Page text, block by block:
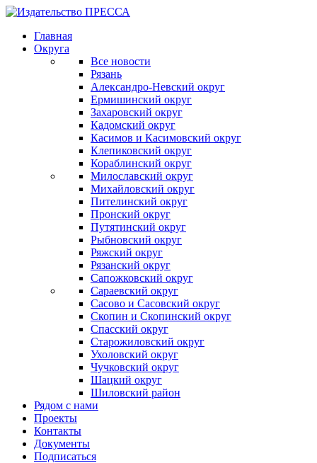
Главная
Округа
Все новости
Рязань
Александро-Невский округ
Ермишинский округ
Захаровский округ
Кадомский округ
Касимов и Касимовский округ
Клепиковский округ
Кораблинский округ
Милославский округ
Михайловский округ
Пителинский округ
Пронский округ
Путятинский округ
Рыбновский округ
Ряжский округ
Рязанский округ
Сапожковский округ
Сараевский округ
Сасово и Сасовский округ
Скопин и Скопинский округ
Спасский округ
Старожиловский округ
Ухоловский округ
Чучковский округ
Шацкий округ
Шиловский район
Рядом с нами
Проекты
Контакты
Документы
Подписаться